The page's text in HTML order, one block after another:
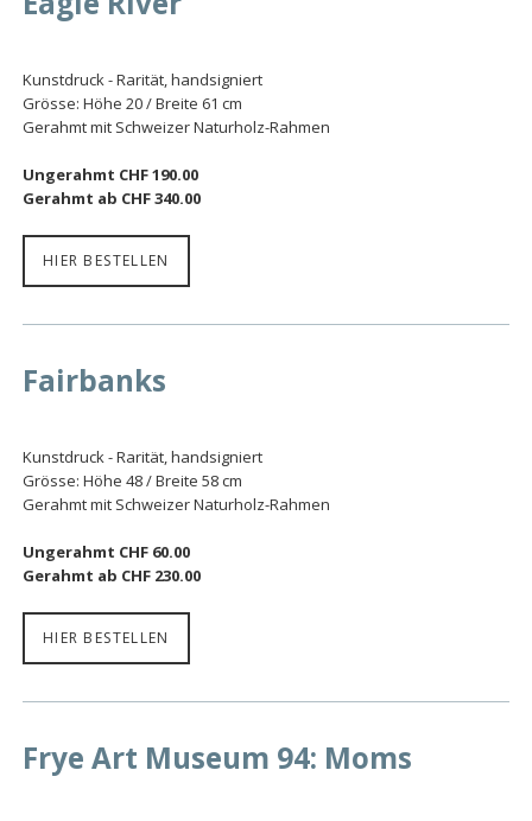
Kunstdruck - Rarität, handsigniert
Grösse: Höhe 20 / Breite 61 cm
Gerahmt mit Schweizer Naturholz-Rahmen
Ungerahmt CHF 190.00
Gerahmt ab CHF 340.00
HIER BESTELLEN
Fairbanks
Kunstdruck - Rarität, handsigniert
Grösse: Höhe 48 / Breite 58 cm
Gerahmt mit Schweizer Naturholz-Rahmen
Ungerahmt CHF 60.00
Gerahmt ab CHF 230.00
HIER BESTELLEN
Frye Art Museum 94: Moms